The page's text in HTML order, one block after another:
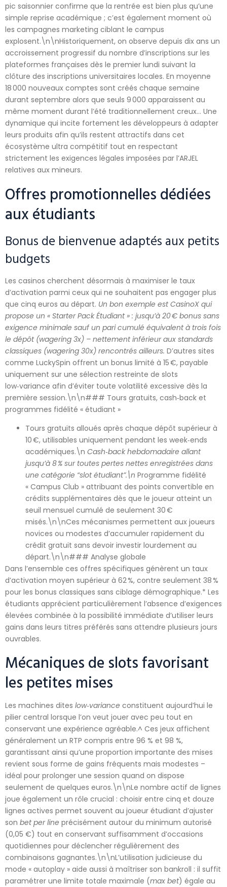
pic saisonnier confirme que la rentrée est bien plus qu’une
simple reprise académique ; c’est également moment où
les campagnes marketing ciblant le campus
explosent.\n\nHistoriquement, on observe depuis dix ans un
accroissement progressif du nombre d’inscriptions sur les
plateformes françaises dès le premier lundi suivant la
clôture des inscriptions universitaires locales. En moyenne
18 000 nouveaux comptes sont créés chaque semaine
durant septembre alors que seuls 9 000 apparaissent au
même moment durant l’été traditionnellement creux… Une
dynamique qui incite fortement les développeurs à adapter
leurs produits afin qu’ils restent attractifs dans cet
écosystème ultra compétitif tout en respectant
strictement les exigences légales imposées par l’ARJEL
relatives aux mineurs.
Offres promotionnelles dédiées
aux étudiants
Bonus de bienvenue adaptés aux petits
budgets
Les casinos cherchent désormais à maximiser le taux
d’activation parmi ceux qui ne souhaitent pas engager plus
que cinq euros au départ. Un bon exemple est CasinoX qui
propose un « Starter Pack Étudiant » : jusqu’à 20 € bonus sans
exigence minimale sauf un pari cumulé équivalent à trois fois
le dépôt (wagering 3x) – nettement inférieur aux standards
classiques (wagering 30x) rencontrés ailleurs. D’autres sites
comme LuckySpin offrent un bonus limité à 15 €, payable
uniquement sur une sélection restreinte de slots
low‑variance afin d’éviter toute volatilité excessive dès la
première session.\n\n### Tours gratuits, cash‑back et
programmes fidélité « étudiant »
Tours gratuits alloués après chaque dépôt supérieur à
10 €, utilisables uniquement pendant les week‑ends
académiques.\n Cash‑back hebdomadaire allant
jusqu’à 8 % sur toutes pertes nettes enregistrées dans
une catégorie “slot étudiant”.\n Programme fidélité
« Campus Club » attribuant des points convertible en
crédits supplémentaires dès que le joueur atteint un
seuil mensuel cumulé de seulement 30 €
misés.\n\nCes mécanismes permettent aux joueurs
novices ou modestes d’accumuler rapidement du
crédit gratuit sans devoir investir lourdement au
départ.\n\n### Analyse globale
Dans l’ensemble ces offres spécifiques génèrent un taux
d’activation moyen supérieur à 62 %, contre seulement 38 %
pour les bonus classiques sans ciblage démographique.* Les
étudiants apprécient particulièrement l’absence d’exigences
élevées combinée à la possibilité immédiate d’utiliser leurs
gains dans leurs titres préférés sans attendre plusieurs jours
ouvrables.
Mécaniques de slots favorisant
les petites mises
Les machines dites low‑variance constituent aujourd’hui le
pilier central lorsque l’on veut jouer avec peu tout en
conservant une expérience agréable.^ Ces jeux affichent
généralement un RTP compris entre 96 % et 98 %,
garantissant ainsi qu’une proportion importante des mises
revient sous forme de gains fréquents mais modestes –
idéal pour prolonger une session quand on dispose
seulement de quelques euros.\n\nLe nombre actif de lignes
joue également un rôle crucial : choisir entre cinq et douze
lignes actives permet souvent au joueur étudiant d’ajuster
son bet per line précisément autour du minimum autorisé
(0,05 €) tout en conservant suffisamment d’occasions
quotidiennes pour déclencher régulièrement des
combinaisons gagnantes.\n\nL’utilisation judicieuse du
mode « autoplay » aide aussi à maîtriser son bankroll : il suffit
paramétrer une limite totale maximale (max bet) égale au